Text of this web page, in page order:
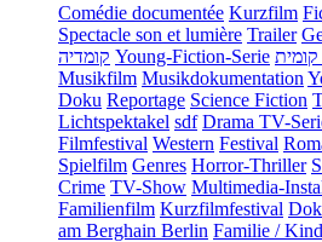
Comédie documentée Kurzfilm
Spectacle son et lumière Trailer
קומדיה Young-Fiction-Serie
Musikfilm Musikdokumentation
Doku Reportage Science Fiction
Lichtspektakel sdf Drama TV-
Filmfestival Western Festival
Spielfilm Genres Horror-Thriller
Crime TV-Show Multimedia-
Familienfilm Kurzfilmfestival
am Berghain Berlin Familie /